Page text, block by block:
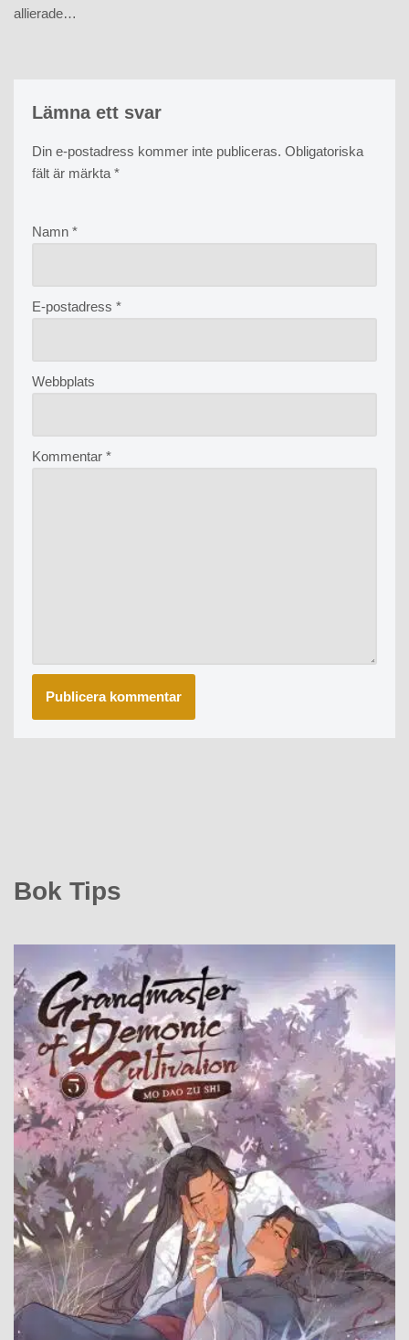
allierade…
Lämna ett svar
Din e-postadress kommer inte publiceras. Obligatoriska
fält är märkta *
Namn *
E-postadress *
Webbplats
Kommentar *
Bok Tips